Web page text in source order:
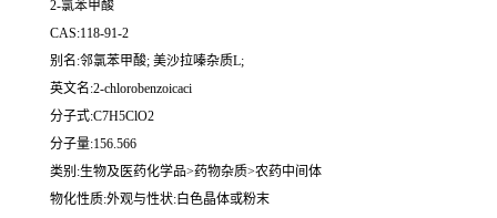
2-氯苯甲酸
CAS:118-91-2
别名:邻氯苯甲酸; 美沙拉嗪杂质L;
英文名:2-chlorobenzoicaci
分子式:C7H5ClO2
分子量:156.566
类别:生物及医药化学品>药物杂质>农药中间体
物化性质:外观与性状:白色晶体或粉末